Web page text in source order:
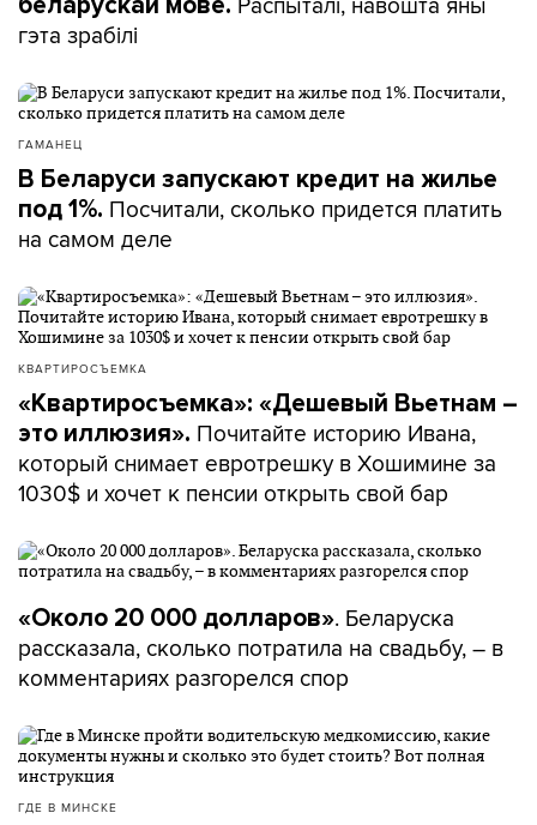
гэта зрабілі
ГАМАНЕЦ
В Беларуси запускают кредит на жилье
под 1%. Посчитали, сколько придется платить
на самом деле
КВАРТИРОСЪЕМКА
«Квартиросъемка»: «Дешевый Вьетнам –
это иллюзия». Почитайте историю Ивана,
который снимает евротрешку в Хошимине за
1030$ и хочет к пенсии открыть свой бар
«Около 20 000 долларов». Беларуска
рассказала, сколько потратила на свадьбу, – в
комментариях разгорелся спор
ГДЕ В МИНСКЕ